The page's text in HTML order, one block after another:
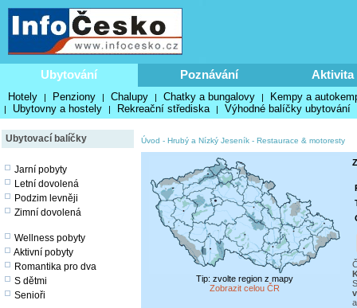
Ubytování Poznávání Aktivita
Hotely | Penziony | Chalupy | Chatky a bungalovy | Kempy a
| Ubytovny a hostely | Rekreační střediska | Výhodné balíčky ubytování
Ubytovací balíčky
Jarní pobyty
Letní dovolená
Podzim levněji
Zimní dovolená
Wellness pobyty
Aktivní pobyty
Romantika pro dva
S dětmi
Senioři
Úvod - Hrubý a Nízký Jeseník - Restaurace & motoresty
Tip: zvolte region z mapy
Zobrazit celou ČR